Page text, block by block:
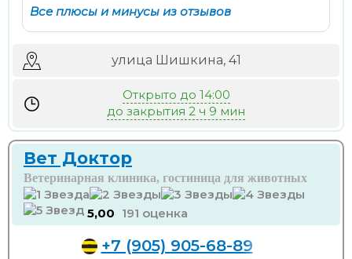
Все плюсы и минусы из отзывов
улица Шишкина, 41
Открыто до 14:00
до закрытия 2 ч 9 мин
Вет Доктор
Ветеринарная клиника, гостиница для животных
5,00 191 оценка
+7 (905) 905-68-89